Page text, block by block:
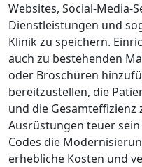
Websites, Social-Media-
Dienstleistungen und
Klinik zu speichern.
auch zu bestehenden
oder Broschüren
bereitzustellen, die
und die
Ausrüstungen teuer
Codes die
erhebliche Kosten und